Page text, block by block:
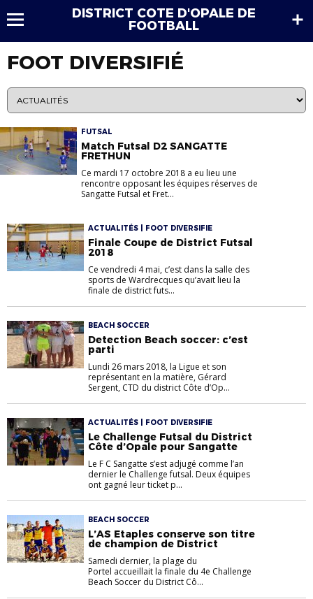
DISTRICT COTE D'OPALE DE
FOOTBALL
FOOT DIVERSIFIÉ
FUTSAL
Match Futsal D2 SANGATTE
FRETHUN
Ce mardi 17 octobre 2018 a eu lieu une
rencontre opposant les équipes réserves de
Sangatte Futsal et Fret...
ACTUALITÉS | FOOT DIVERSIFIE
Finale Coupe de District Futsal
2018
Ce vendredi 4 mai, c’est dans la salle des
sports de Wardrecques qu’avait lieu la
finale de district futs...
BEACH SOCCER
Detection Beach soccer: c’est
parti
Lundi 26 mars 2018, la Ligue et son
représentant en la matière, Gérard
Sergent, CTD du district Côte d’Op...
ACTUALITÉS | FOOT DIVERSIFIE
Le Challenge Futsal du District
Côte d’Opale pour Sangatte
Le F C Sangatte s’est adjugé comme l’an
dernier le Challenge futsal. Deux équipes
ont gagné leur ticket p...
BEACH SOCCER
L’AS Etaples conserve son titre
de champion de District
Samedi dernier, la plage du
Portel accueillait la finale du 4e Challenge
Beach Soccer du District Cô...